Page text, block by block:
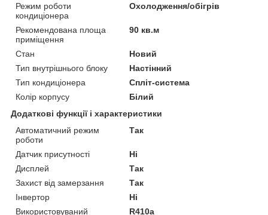
Режим роботи
кондиціонера
Охолодження/обігрів
Рекомендована площа
приміщення
90 кв.м
Стан
Новий
Тип внутрішнього блоку
Настінний
Тип кондиціонера
Спліт-система
Колір корпусу
Білий
Додаткові функції і характеристики
Автоматичний режим
роботи
Так
Датчик присутності
Ні
Дисплей
Так
Захист від замерзання
Так
Інвертор
Ні
Використовуваний
R410a